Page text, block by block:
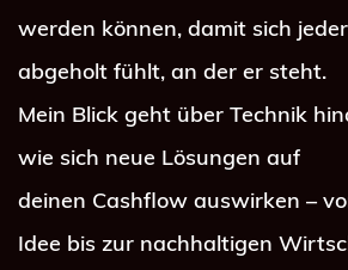
werden können, damit sich
abgeholt fühlt, an der er steht.
Mein Blick geht über Technik
wie sich neue Lösungen auf
deinen Cashflow auswirken –
Idee bis zur nachhaltigen